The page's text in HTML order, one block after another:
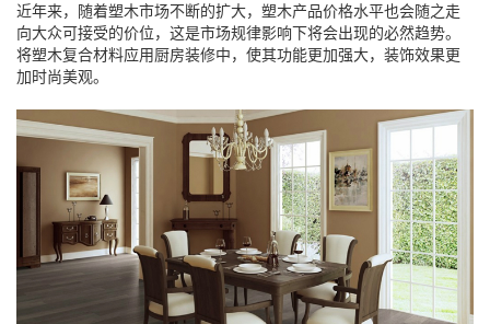
近年来，随着塑木市场不断的扩大，塑木产品价格水平也会随之走
向大众可接受的价位，这是市场规律影响下将会出现的必然趋势。
将塑木复合材料应用厨房装修中，使其功能更加强大，装饰效果更
加时尚美观。